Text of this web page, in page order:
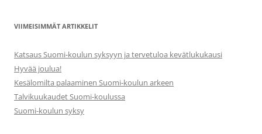
VIIMEISIMMÄT ARTIKKELIT
Katsaus Suomi-koulun syksyyn ja tervetuloa kevätlukukausi
Hyvää joulua!
Kesälomilta palaaminen Suomi-koulun arkeen
Talvikuukaudet Suomi-koulussa
Suomi-koulun syksy